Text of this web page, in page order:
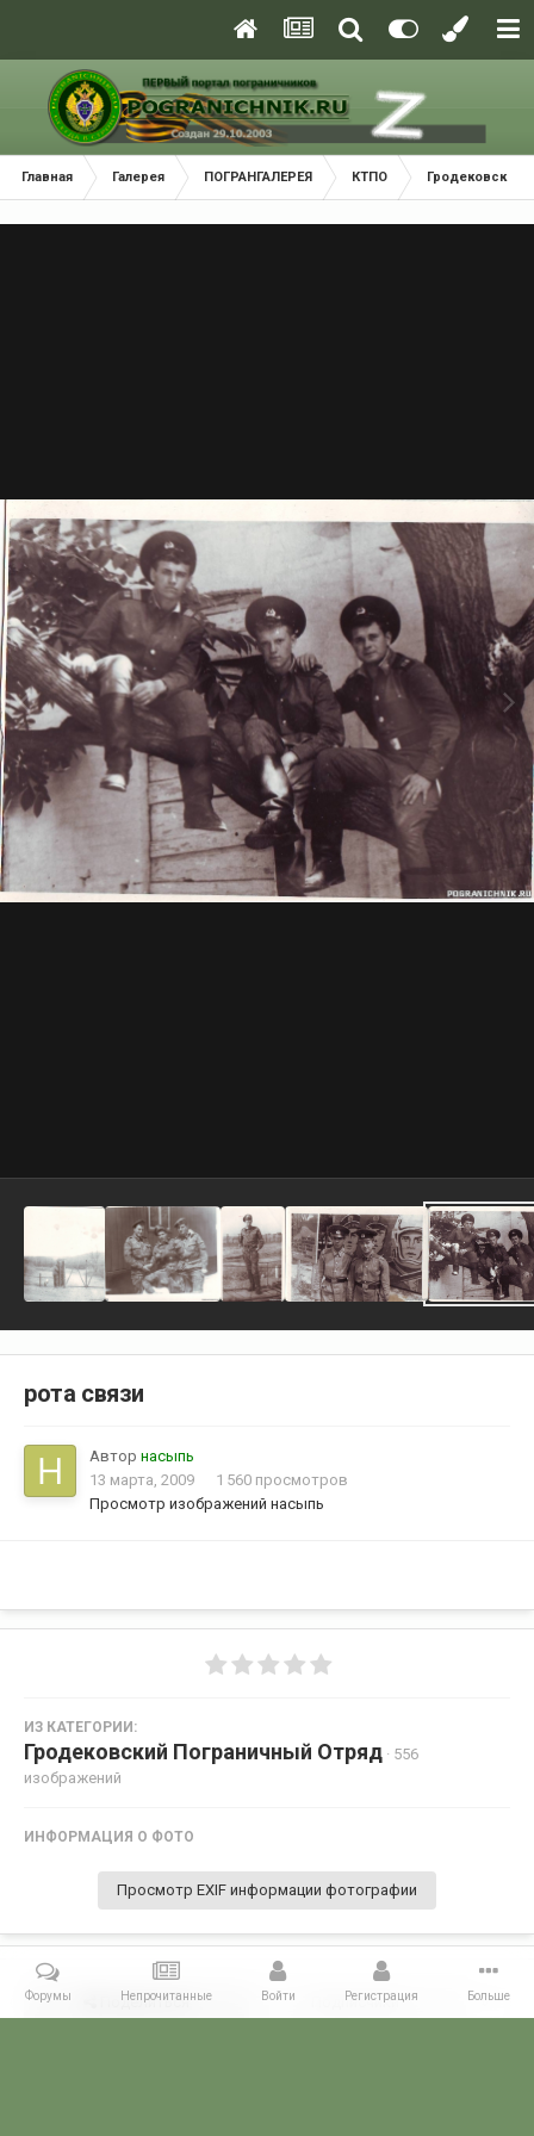
Главная Галерея ПОГРАНГАЛЕРЕЯ КТПО Гродековский
рота связи
Автор насыпь
13 марта, 2009
1 560 просмотров
Просмотр изображений насыпь
ИЗ КАТЕГОРИИ:
Гродековский Пограничный Отряд · 556
изображений
ИНФОРМАЦИЯ О ФОТО
Просмотр EXIF информации фотографии
Поделиться Подписчики 0
Форумы Непрочитанные Войти Регистрация Больше